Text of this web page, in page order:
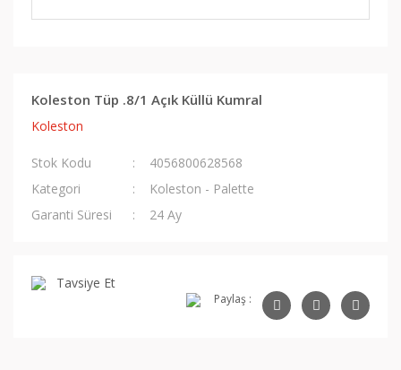
Koleston Tüp .8/1 Açık Küllü Kumral
Koleston
Stok Kodu
4056800628568
Kategori
Koleston - Palette
Garanti Süresi
24 Ay
Tavsiye Et
Paylaş :